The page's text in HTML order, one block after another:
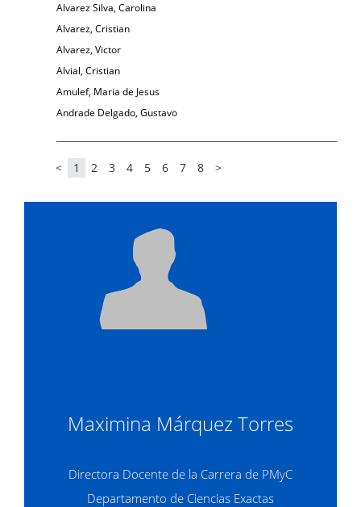
Alvarez Silva, Carolina
Alvarez, Cristian
Alvarez, Victor
Alvial, Cristian
Amulef, Maria de Jesus
Andrade Delgado, Gustavo
< 1 2 3 4 5 6 7 8 >
Maximina Márquez Torres
Directora Docente de la Carrera de PMyC
Departamento de Ciencias Exactas